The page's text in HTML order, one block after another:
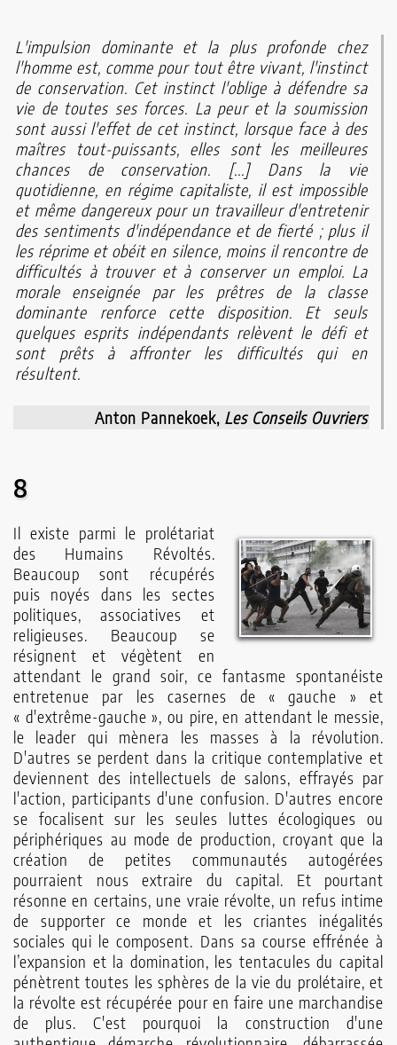
L'impulsion dominante et la plus profonde chez
l'homme est, comme pour tout être vivant, l'instinct
de conservation. Cet instinct l'oblige à défendre sa
vie de toutes ses forces. La peur et la soumission
sont aussi l'effet de cet instinct, lorsque face à des
maîtres tout-puissants, elles sont les meilleures
chances de conservation. [...] Dans la vie
quotidienne, en régime capitaliste, il est impossible
et même dangereux pour un travailleur d'entretenir
des sentiments d'indépendance et de fierté ; plus il
les réprime et obéit en silence, moins il rencontre de
difficultés à trouver et à conserver un emploi. La
morale enseignée par les prêtres de la classe
dominante renforce cette disposition. Et seuls
quelques esprits indépendants relèvent le défi et
sont prêts à affronter les difficultés qui en
résultent.
Anton Pannekoek, Les Conseils Ouvriers
8
Il existe parmi le prolétariat
des Humains Révoltés.
Beaucoup sont récupérés
puis noyés dans les sectes
politiques, associatives et
religieuses. Beaucoup se
résignent et végètent en
attendant le grand soir, ce fantasme spontanéiste
entretenue par les casernes de « gauche » et
« d'extrême-gauche », ou pire, en attendant le messie,
le leader qui mènera les masses à la révolution.
D'autres se perdent dans la critique contemplative et
deviennent des intellectuels de salons, effrayés par
l'action, participants d'une confusion. D'autres encore
se focalisent sur les seules luttes écologiques ou
périphériques au mode de production, croyant que la
création de petites communautés autogérées
pourraient nous extraire du capital. Et pourtant
résonne en certains, une vraie révolte, un refus intime
de supporter ce monde et les criantes inégalités
sociales qui le composent. Dans sa course effrénée à
l’expansion et la domination, les tentacules du capital
pénètrent toutes les sphères de la vie du prolétaire, et
la révolte est récupérée pour en faire une marchandise
de plus. C'est pourquoi la construction d'une